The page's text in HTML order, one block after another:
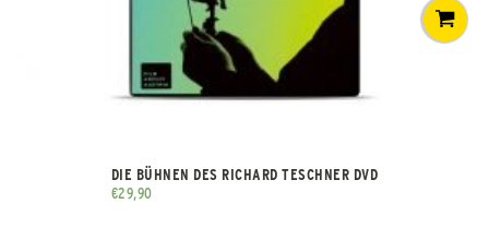
DIE BÜHNEN DES RICHARD TESCHNER DVD
€29,90